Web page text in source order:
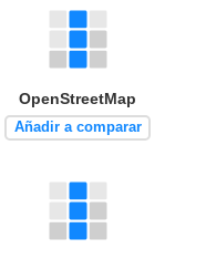
OpenStreetMap
Añadir a comparar